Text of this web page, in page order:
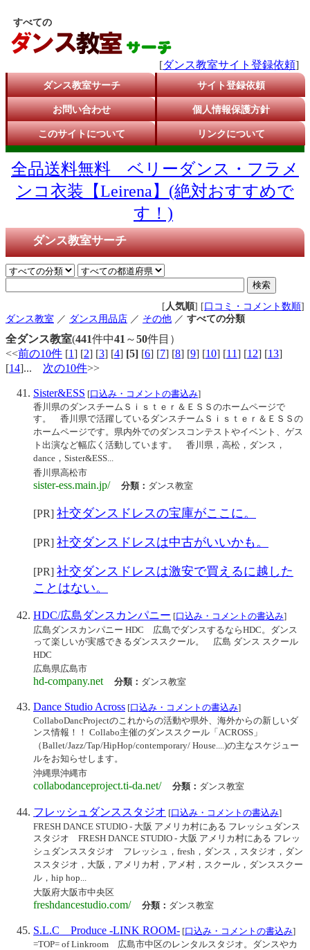
すべての
[ダンス教室サイト登録依頼]
ダンス教室サーチ サイト登録依頼
お問い合わせ 個人情報保護方針
このサイトについて リンクについて
全品送料無料 ベリーダンス・フラメ
ンコ衣装【Leirena】(絶対おすすめで
す！)
ダンス教室サーチ
[ 人気順] [ 口コミ・コメント数順]
ダンス教室 ／ ダンス用品店 ／ その他 ／ すべての分類
全ダンス教室(441件中41 ～50件目）
<<前の10件 [1] [2] [3] [4] [5] [6] [7] [8] [9] [10] [11] [12] [13]
[14]... 次の10件>>
Sister&ESS [口込み・コメントの書込み]
香川県のダンスチームＳｉｓｔｅｒ＆ＥＳＳのホームページで
す。 香川県で活躍しているダンスチームＳｉｓｔｅｒ＆ＥＳＳの
ホームページです。県内外でのダンスコンテストやイベント、ゲス
ト出演など幅広く活動しています。 香川県，高松，ダンス，
dance，Sister&ESS...
香川県高松市
sister-ess.main.jp/ 分類： ダンス教室
[PR] 社交ダンスドレスの宝庫がここに。
[PR] 社交ダンスドレスは中古がいいかも。
[PR] 社交ダンスドレスは激安で買えるに越した
ことはない。
HDC/広島ダンスカンパニー [口込み・コメントの書込み]
広島ダンスカンパニー HDC 広島でダンスするならHDC。ダンス
って楽しいが実感できるダンススクール。 広島 ダンス スクール
HDC
広島県広島市
hd-company.net 分類： ダンス教室
Dance Studio Across [口込み・コメントの書込み]
CollaboDancProjectのこれからの活動や県外、海外からの新しいダ
ンス情報！！ Collabo主催のダンススクール「ACROSS」
（Ballet/Jazz/Tap/HipHop/contemporary/ House....)の主なスケジュー
ルをお知らせします。
沖縄県沖縄市
collabodanceproject.ti-da.net/ 分類： ダンス教室
フレッシュダンススタジオ [口込み・コメントの書込み]
FRESH DANCE STUDIO - 大阪 アメリカ村にある フレッシュダンス
スタジオ FRESH DANCE STUDIO - 大阪 アメリカ村にある フレッ
シュダンススタジオ フレッシュ，fresh，ダンス，スタジオ，ダン
ススタジオ，大阪，アメリカ村，アメ村，スクール，ダンススクー
ル，hip hop...
大阪府大阪市中央区
freshdancestudio.com/ 分類： ダンス教室
S.L.C Produce -LINK ROOM- [口込み・コメントの書込み]
=TOP= of Linkroom 広島市中区のレンタルスタジオ。ダンスやカ